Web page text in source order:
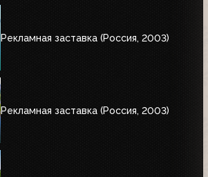
Рекламная заставка (Россия, 2003)
Рекламная заставка (Россия, 2003)